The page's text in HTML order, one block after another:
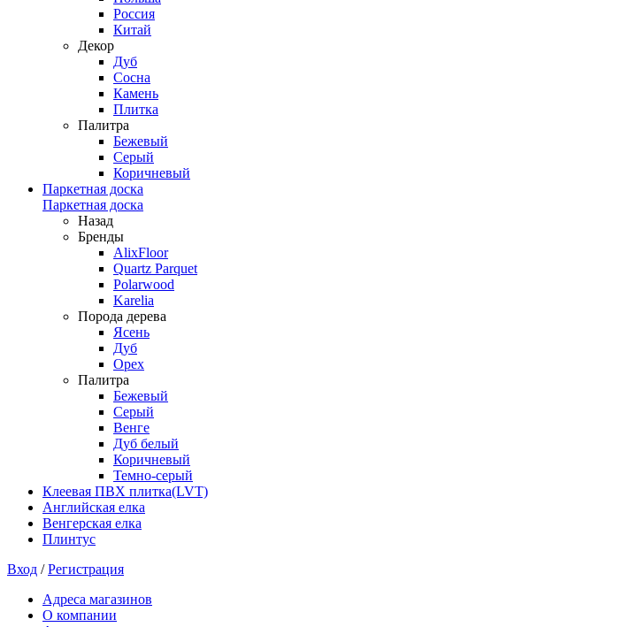
Россия
Китай
Декор
Дуб
Сосна
Камень
Плитка
Палитра
Бежевый
Серый
Коричневый
Паркетная доска
Паркетная доска
Назад
Бренды
AlixFloor
Quartz Parquet
Polarwood
Karelia
Порода дерева
Ясень
Дуб
Орех
Палитра
Бежевый
Серый
Венге
Дуб белый
Коричневый
Темно-серый
Клеевая ПВХ плитка(LVT)
Английская елка
Венгерская елка
Плинтус
Вход /Регистрация
Адреса магазинов
О компании